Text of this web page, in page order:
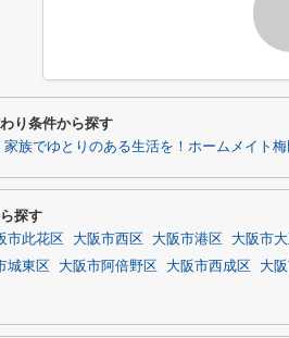
り条件から探す
族でゆとりのある生活を！ホームメイト
探す
市此花区 大阪市西区 大阪市港区 大阪市
城東区 大阪市阿倍野区 大阪市西成区 大